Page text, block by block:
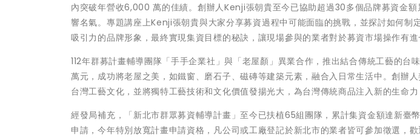
內突破年營收6,000 萬的佳績。創辦人Kenji張朝貴至今已協助超過30多個品牌募資金
響名氣。專題講座上Kenji張朝貴與大家分享募資過程中可能面臨的挑戰，並探討如何制
吸引力的品牌形象，最終實現集資目標的秘訣，讓現場參與的業者對於募資市場操作有進
112年群募計畫輔導團隊「手手企業社」與「老屋顏」異業合作，推出結合傳統工藝的台
萬元，成功將老屋之美，如鐵窗、磨石子、磁磚等建築元素，融合入日常生活中。創辦
台灣工藝文化，並將獨特工藝技術和文化價值發揚光大，為台灣傳統商品注入新的生命力
經發局補充，「新北市群眾募資輔導計畫」至今已扶植65組團隊，累計集資金額達新臺
申請，今年特別放寬計畫申請資格，凡公司或工廠登記於新北市的業者皆可參加徵選，